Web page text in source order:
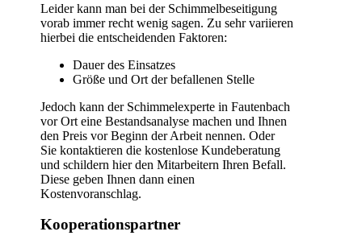
Leider kann man bei der Schimmelbeseitigung
vorab immer recht wenig sagen. Zu sehr variieren
hierbei die entscheidenden Faktoren:
Dauer des Einsatzes
Größe und Ort der befallenen Stelle
Jedoch kann der Schimmelexperte in Fautenbach
vor Ort eine Bestandsanalyse machen und Ihnen
den Preis vor Beginn der Arbeit nennen. Oder
Sie kontaktieren die kostenlose Kundeberatung
und schildern hier den Mitarbeitern Ihren Befall.
Diese geben Ihnen dann einen
Kostenvoranschlag.
Kooperationspartner